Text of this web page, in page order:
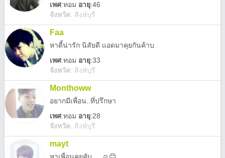
เพศ:ทอม อายุ:46
จังหวัด: สิงห์บุรี
Faa
หาดี้น่ารัก นิสัยดี แอดมาคุยกันค้าบ
เพศ:ทอม อายุ:33
จังหวัด: สิงห์บุรี
Monthoww
อยากมีเพื่อน..ที่ปรึกษา
เพศ:ทอม อายุ:28
จังหวัด: สิงห์บุรี
mayt